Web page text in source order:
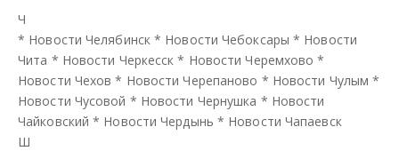
Ч
* Новости Челябинск * Новости Чебоксары * Новости
Чита * Новости Черкесск * Новости Черемхово *
Новости Чехов * Новости Черепаново * Новости Чулым *
Новости Чусовой * Новости Чернушка * Новости
Чайковский * Новости Чердынь * Новости Чапаевск
Ш